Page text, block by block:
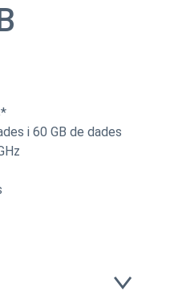
i 60 GB de dades